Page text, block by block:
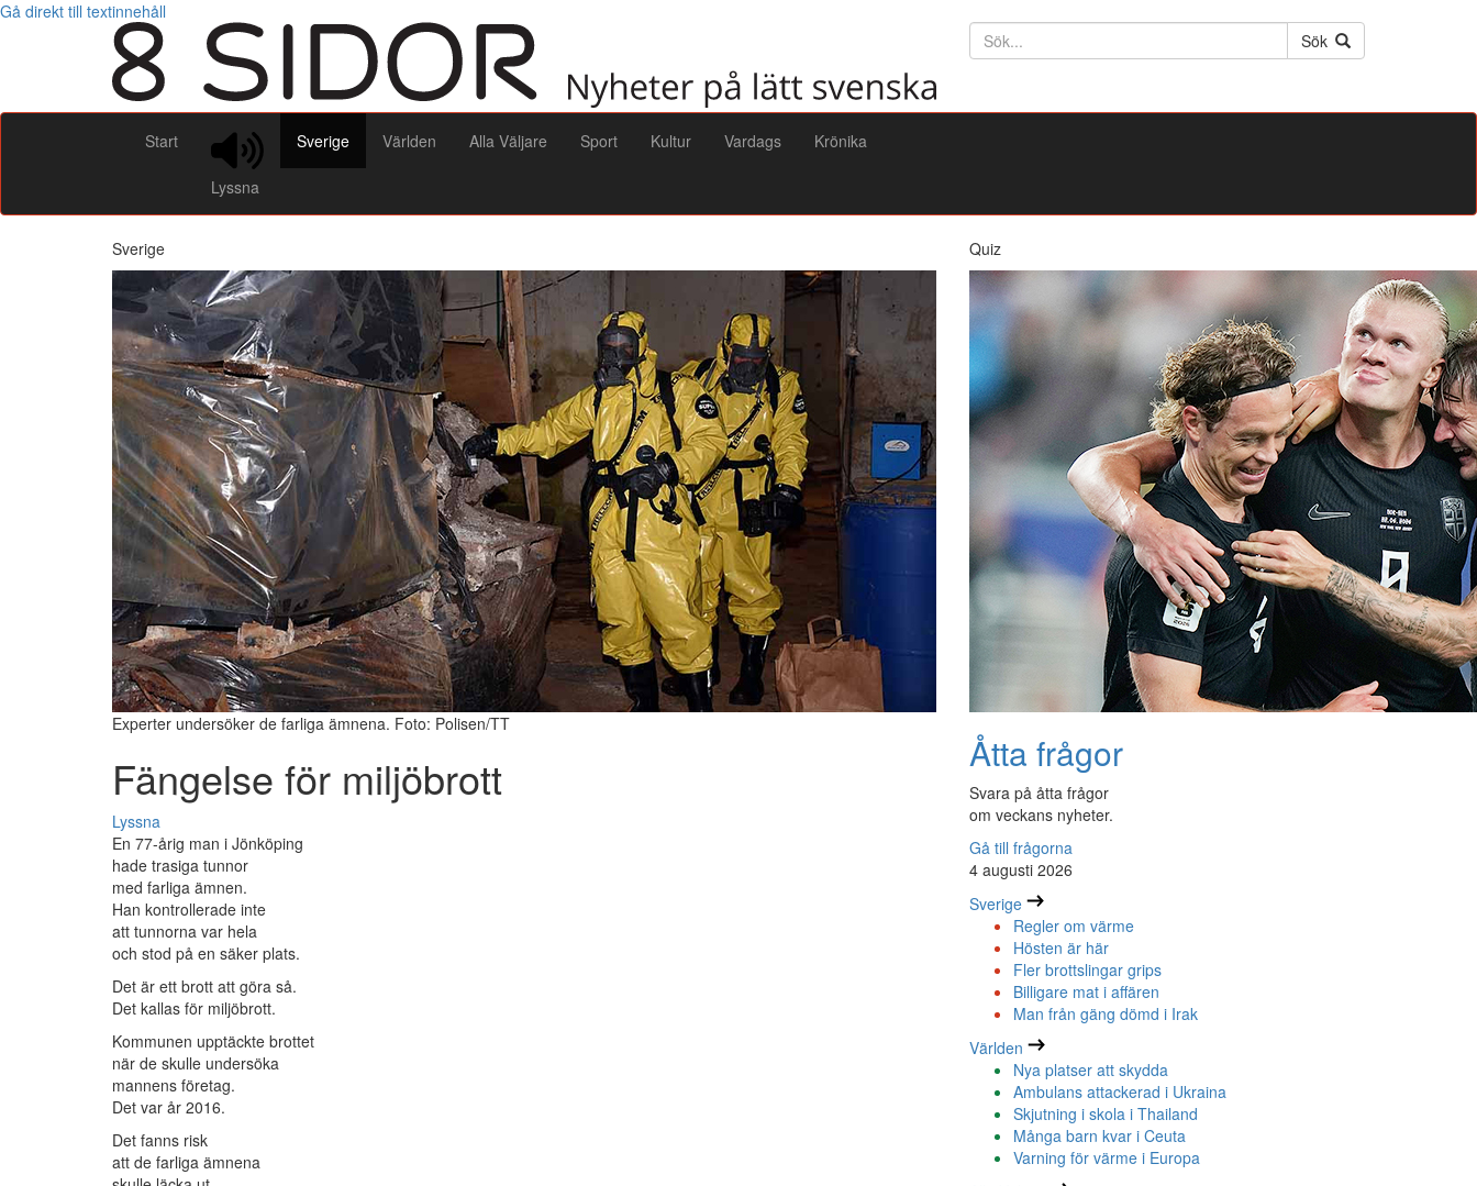
Gå direkt till textinnehåll
Söktext
Sök
Start
Lyssna
Sverige Världen Alla Väljare Sport Kultur Vardags Krönika
Sverige
Experter undersöker de farliga ämnena. Foto: Polisen/TT
Fängelse för miljöbrott
Lyssna
En 77-årig man i Jönköping
hade trasiga tunnor
med farliga ämnen.
Han kontrollerade inte
att tunnorna var hela
och stod på en säker plats.
Det är ett brott att göra så.
Det kallas för miljöbrott.
Kommunen upptäckte brottet
när de skulle undersöka
mannens företag.
Det var år 2016.
Det fanns risk
att de farliga ämnena
Quiz
Åtta frågor
Svara på åtta frågor
om veckans nyheter.
Gå till frågorna
4 augusti 2026
Sverige
Regler om värme
Hösten är här
Fler brottslingar grips
Billigare mat i affären
Man från gäng dömd i Irak
Världen
Nya platser att skydda
Ambulans attackerad i Ukraina
Skjutning i skola i Thailand
Många barn kvar i Ceuta
Varning för värme i Europa